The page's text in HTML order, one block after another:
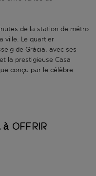
de la station de métro
ville. Le quartier
de Gràcia, avec ses
la prestigieuse Casa
conçu par le célèbre
à offrir